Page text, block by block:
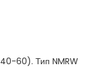
60). Тип NMRW